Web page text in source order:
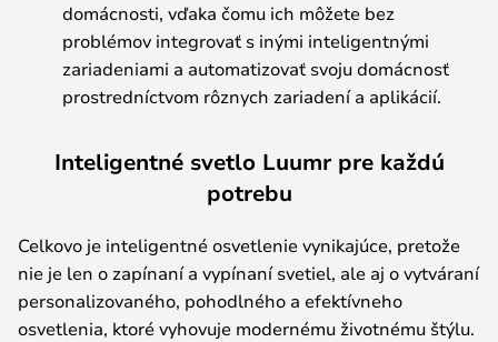
domácnosti, vďaka čomu ich môžete bez
problémov integrovať s inými inteligentnými
zariadeniami a automatizovať svoju domácnosť
prostredníctvom rôznych zariadení a aplikácií.
Inteligentné svetlo Luumr pre každú
potrebu
Celkovo je inteligentné osvetlenie vynikajúce, pretože
nie je len o zapínaní a vypínaní svetiel, ale aj o vytváraní
personalizovaného, pohodlného a efektívneho
osvetlenia, ktoré vyhovuje modernému životnému štýlu.